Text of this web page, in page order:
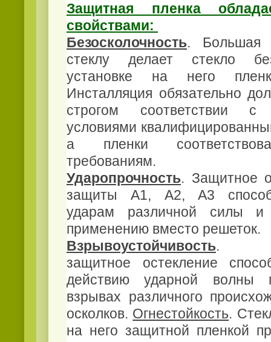
Защитная пленка
свойствами:
Безосколочность. Большая
стеклу делает стекло
установке на него
Инсталляция обязательно
строгом соответствии с
условиями
а пленки
требованиям.
Ударопрочность. Защитное
защиты А1, А2, A3
ударам различной силы и
применению вместо решеток.
Взрывоустойчивость.
защитное остекление
действию ударной волны
взрывах различного
осколков. Огнестойкость.
на него защитной пленкой